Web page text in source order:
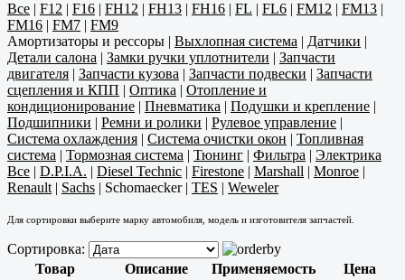
Все | F12 | F16 | FH12 | FH13 | FH16 | FL | FL6 | FM12 | FM13 |
FM16 | FM7 | FM9
Амортизаторы и рессоры | Выхлопная система | Датчики |
Детали салона | Замки ручки уплотнители | Запчасти
двигателя | Запчасти кузова | Запчасти подвески | Запчасти
сцепления и КПП | Оптика | Отопление и
кондиционирование | Пневматика | Подушки и крепление |
Подшипники | Ремни и ролики | Рулевое управление |
Система охлаждения | Система очистки окон | Топливная
система | Тормозная система | Тюнинг | Фильтра | Электрика
Все | D.P.I.A. | Diesel Technic | Firestone | Marshall | Monroe |
Renault | Sachs | Schomaecker| TES | Weweler
Для сортировки выберите марку автомобиля, модель и изготовителя запчастей.
Сортировка:
Товар
Описание Применяемость Цена